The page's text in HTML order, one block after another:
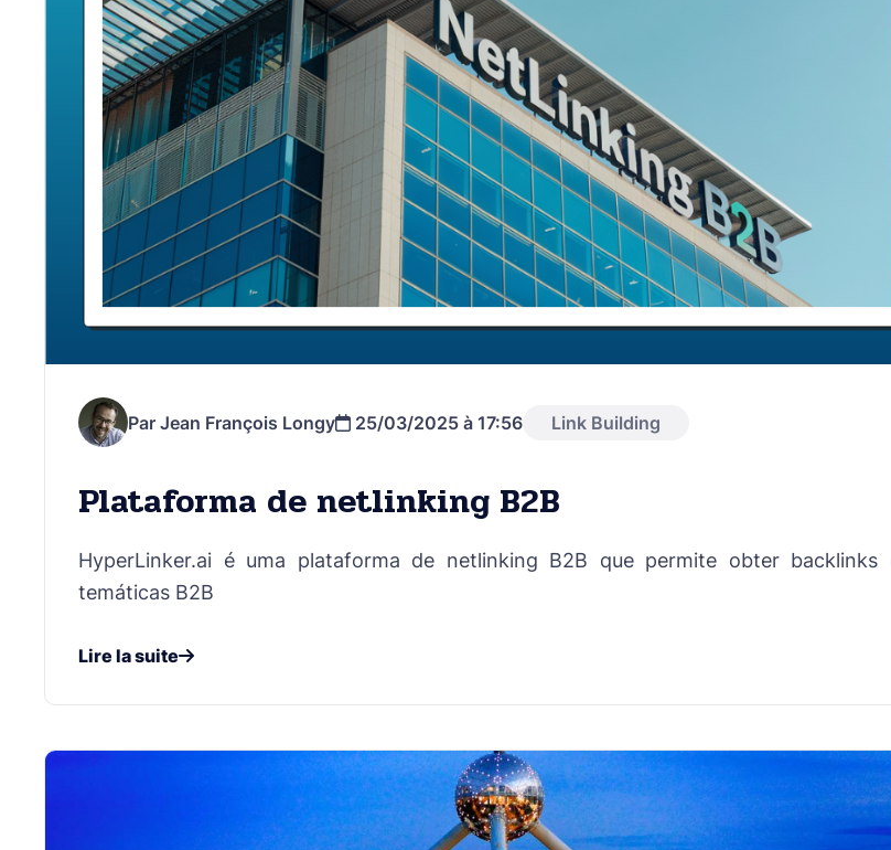
Par Jean François Longy 25/03/2025 à 17:56 Link Building
Plataforma de netlinking B2B
HyperLinker.ai é uma plataforma de netlinking B2B que permite obter backlinks
temáticas B2B
Lire la suite